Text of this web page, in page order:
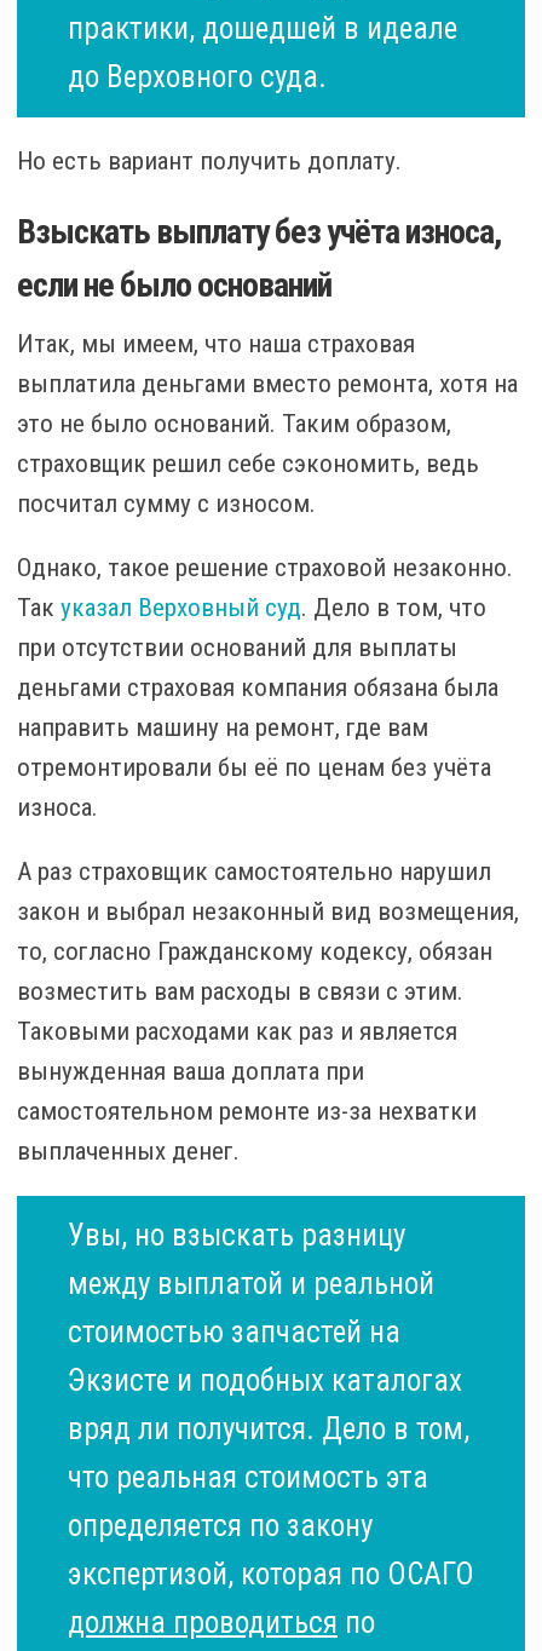
практики, дошедшей в идеале
до Верховного суда.
Но есть вариант получить доплату.
Взыскать выплату без учёта износа,
если не было оснований
Итак, мы имеем, что наша страховая
выплатила деньгами вместо ремонта, хотя на
это не было оснований. Таким образом,
страховщик решил себе сэкономить, ведь
посчитал сумму с износом.
Однако, такое решение страховой незаконно.
Так указал Верховный суд. Дело в том, что
при отсутствии оснований для выплаты
деньгами страховая компания обязана была
направить машину на ремонт, где вам
отремонтировали бы её по ценам без учёта
износа.
А раз страховщик самостоятельно нарушил
закон и выбрал незаконный вид возмещения,
то, согласно Гражданскому кодексу, обязан
возместить вам расходы в связи с этим.
Таковыми расходами как раз и является
вынужденная ваша доплата при
самостоятельном ремонте из-за нехватки
выплаченных денег.
Увы, но взыскать разницу
между выплатой и реальной
стоимостью запчастей на
Экзисте и подобных каталогах
вряд ли получится. Дело в том,
что реальная стоимость эта
определяется по закону
экспертизой, которая по ОСАГО
должна проводиться по